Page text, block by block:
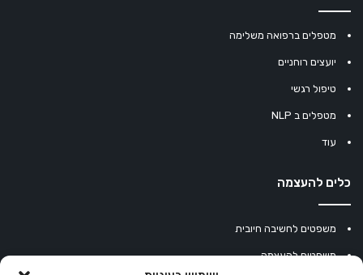
מטפלים ברפואה משלימה
יועצים רוחניים
טיפול רגשי
מטפלים ב NLP
עוד
כלים להעצמה
משפטים לחשיבה חיובית
משפטים להעצמה